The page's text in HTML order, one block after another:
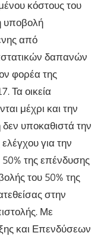
κόστους του
υποβολή
από
δαπανών
φορέα της
Τα οικεία
μέχρι και την
υποκαθιστά την
για την
της επένδυσης
του 50% της
στην
Με
και Επενδύσεων